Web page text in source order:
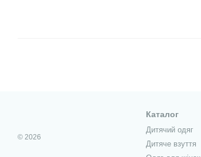
© 2026
Каталог
Дитячий одяг
Дитяче взуття